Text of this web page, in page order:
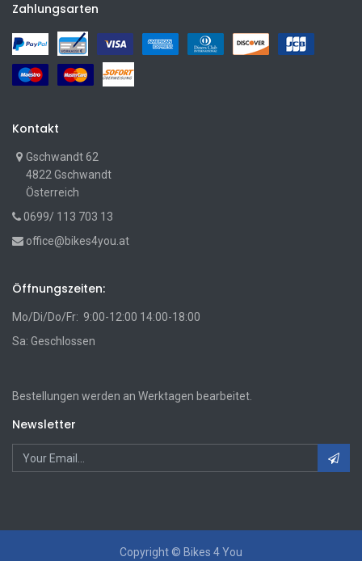
Zahlungsarten
Kontakt
Gschwandt 62
4822 Gschwandt
Österreich
0699/ 113 703 13
office@bikes4you.at
Öffnungszeiten:
Mo/Di/Do/Fr: 9:00-12:00 14:00-18:00
Sa: Geschlossen
Bestellungen werden an Werktagen bearbeitet.
Newsletter
Copyright © Bikes 4 You